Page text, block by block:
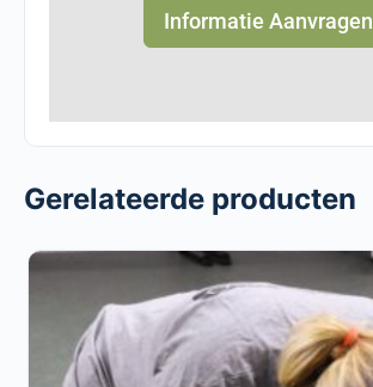
Informatie Aanvragen
Gerelateerde producten